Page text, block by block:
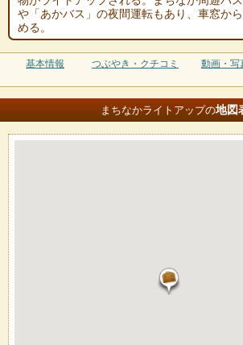
や「あかバス」の夜間運転もあり、車窓か
める。
基本情報 つぶやき・クチコミ 動画・写
まちなかライトアップの地図